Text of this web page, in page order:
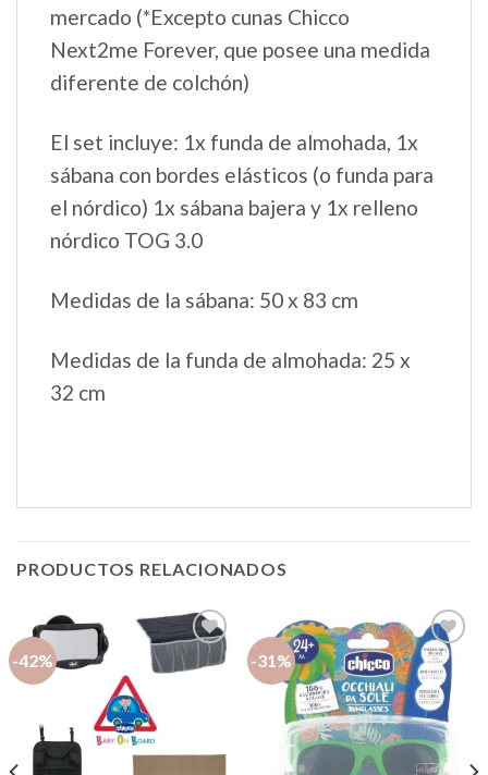
mercado (*Excepto cunas Chicco
Next2me Forever, que posee una medida
diferente de colchón)
El set incluye: 1x funda de almohada, 1x
sábana con bordes elásticos (o funda para
el nórdico) 1x sábana bajera y 1x relleno
nórdico TOG 3.0
Medidas de la sábana: 50 x 83 cm
Medidas de la funda de almohada: 25 x
32 cm
PRODUCTOS RELACIONADOS
-42% -31%
Añadir
a la
lista de
deseos